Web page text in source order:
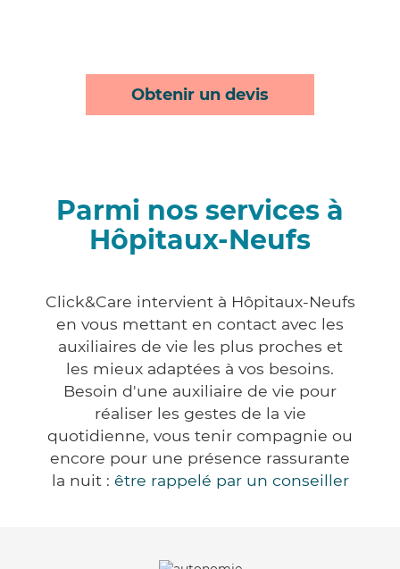
Obtenir un devis
Parmi nos services à
Hôpitaux-Neufs
Click&Care intervient à Hôpitaux-Neufs
en vous mettant en contact avec les
auxiliaires de vie les plus proches et
les mieux adaptées à vos besoins.
Besoin d'une auxiliaire de vie pour
réaliser les gestes de la vie
quotidienne, vous tenir compagnie ou
encore pour une présence rassurante
la nuit : être rappelé par un conseiller